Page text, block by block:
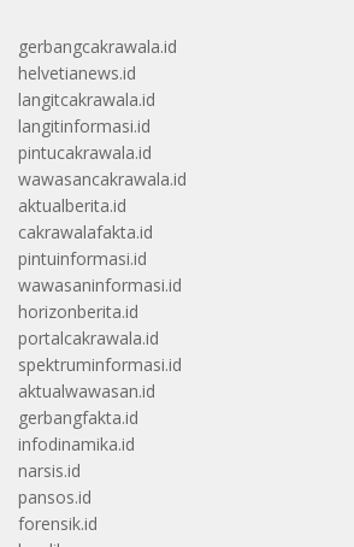
gerbangcakrawala.id
helvetianews.id
langitcakrawala.id
langitinformasi.id
pintucakrawala.id
wawasancakrawala.id
aktualberita.id
cakrawalafakta.id
pintuinformasi.id
wawasaninformasi.id
horizonberita.id
portalcakrawala.id
spektruminformasi.id
aktualwawasan.id
gerbangfakta.id
infodinamika.id
narsis.id
pansos.id
forensik.id